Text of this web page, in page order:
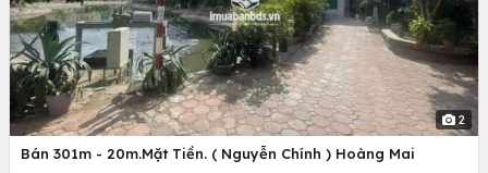
2
Bán 301m - 20m.Mặt Tiền. ( Nguyễn Chính ) Hoàng Mai